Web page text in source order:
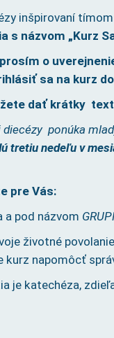
inšpirovaní
s názvom „Kurz
o
sa na kurz
dať krátky
ponúka
tretiu nedeľu v
pre Vás:
a pod názvom
životné
kurz napomôcť
je katechéza,